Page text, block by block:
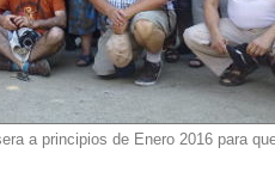
a principios de Enero 2016 para